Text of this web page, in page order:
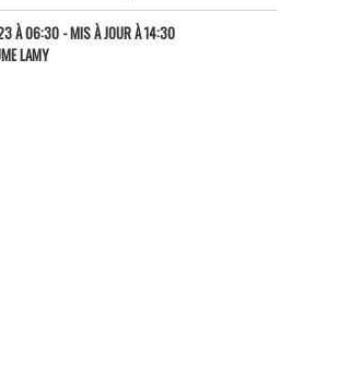
À 06:30- MIS À JOUR À 14:30
LAMY